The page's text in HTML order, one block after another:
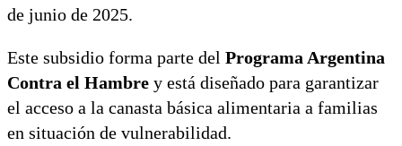
de junio de 2025.
Este subsidio forma parte del Programa Argentina
Contra el Hambre y está diseñado para garantizar
el acceso a la canasta básica alimentaria a familias
en situación de vulnerabilidad.